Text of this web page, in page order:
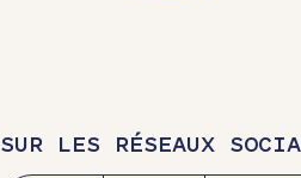
SUR LES RÉSEAUX